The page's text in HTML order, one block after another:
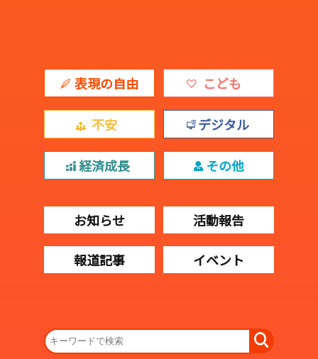
表現の自由 こども
不安 デジタル
経済成長 その他
お知らせ 活動報告
報道記事 イベント